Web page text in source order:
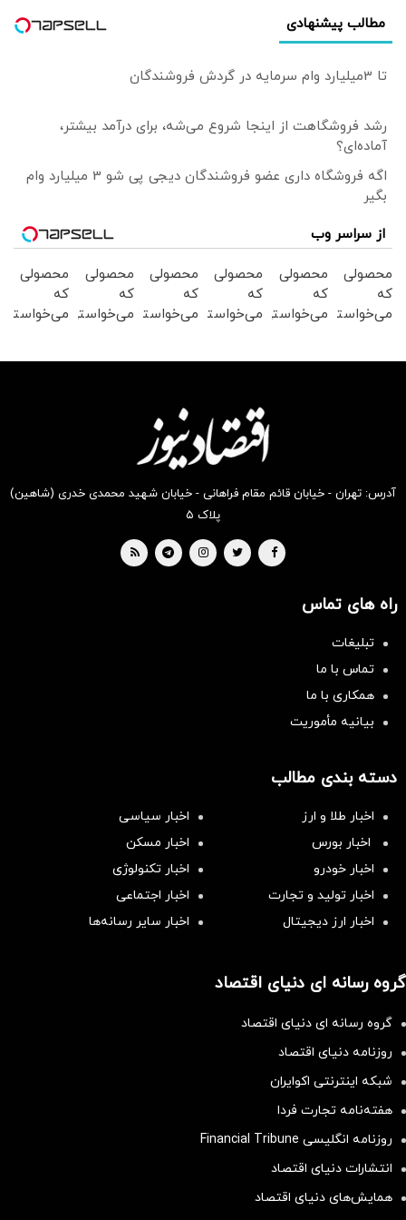
زیرا...
مطالب پیشنهادی
تا 3میلیارد وام سرمایه در گردش فروشندگان
رشد فروشگاهت از اینجا شروع می‌شه، برای درآمد بیشتر،
آماده‌ای؟
اگه فروشگاه داری عضو فروشندگان دیجی پی شو 3 میلیارد وام
بگیر
از سراسر وب
محصولی
که
می‌خواستی
محصولی
که
می‌خواستی
محصولی
که
می‌خواستی
بخر !
محصولی
که
می‌خواستی
بخر !
محصولی
که
می‌خواستی
محصولی
که
می‌خواستی
آدرس: تهران - خیابان قائم مقام فراهانی - خیابان شهید محمدی خدری (شاهین)
پلاک ۵
راه های تماس
تبلیغات
تماس با ما
همکاری با ما
بیانیه مأموریت
دسته بندی مطالب
اخبار طلا و ارز
اخبار سیاسی
اخبار بورس
اخبار مسکن
اخبار خودرو
اخبار تکنولوژی
اخبار تولید و تجارت
اخبار اجتماعی
اخبار ارز دیجیتال
اخبار سایر رسانه‌‌ها
گروه رسانه ای دنیای اقتصاد
گروه رسانه ای دنیای اقتصاد
روزنامه دنیای اقتصاد
شبکه اینترنتی اکوایران
هفته‌نامه تجارت فردا
روزنامه انگلیسی Financial Tribune
انتشارات دنیای اقتصاد
همایش‌های دنیای اقتصاد